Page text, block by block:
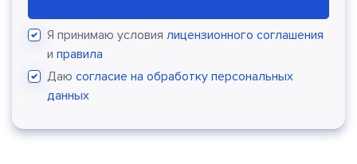
Я принимаю условия лицензионного соглашения
и правила
Даю согласие на обработку персональных
данных